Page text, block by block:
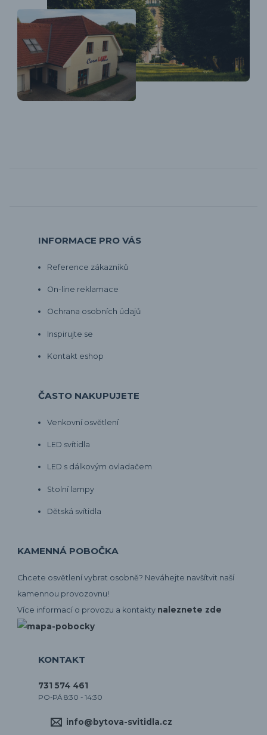
INFORMACE PRO VÁS
Reference zákazníků
On-line reklamace
Ochrana osobních údajů
Inspirujte se
Kontakt eshop
ČASTO NAKUPUJETE
Venkovní osvětlení
LED svítidla
LED s dálkovým ovladačem
Stolní lampy
Dětská svítidla
KAMENNÁ POBOČKA
Chcete osvětlení vybrat osobně? Neváhejte navšítvit naší
kamennou provozovnu!
Více informací o provozu a kontakty naleznete zde
KONTAKT
731 574 461
PO-PÁ 8:30 - 14:30
info@bytova-svitidla.cz